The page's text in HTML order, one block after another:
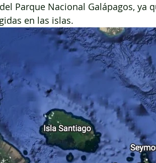
Parque Nacional Galápagos, ya
en las islas.